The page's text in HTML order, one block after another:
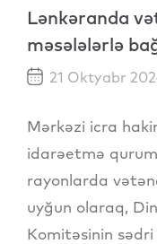
Lənkəranda
məsələlərlə
21 Oktyabr
Mərkəzi icra
idarəetmə
rayonlarda
uyğun olaraq,
Komitəsinin